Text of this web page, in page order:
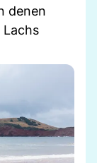
denen
Lachs